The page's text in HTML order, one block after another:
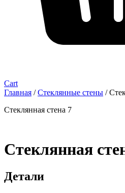
Cart
Главная /Стеклянные стены /
Стеклянная стена 7
Стеклянная
Детали